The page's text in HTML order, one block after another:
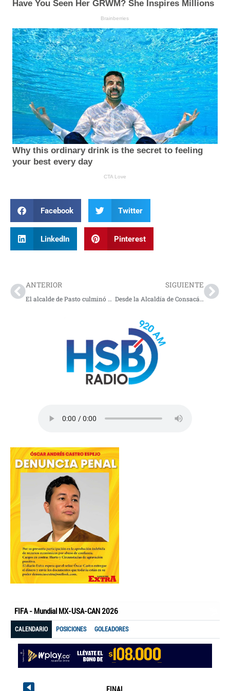
Facebook Twitter
LinkedIn Pinterest
ANTERIOR
El alcalde de Pasto culminó encuentros para construcción del Plan de Desarrollo
SIGUIENTE
Desde la Alcaldía de Consacá piden inversión en acueducto